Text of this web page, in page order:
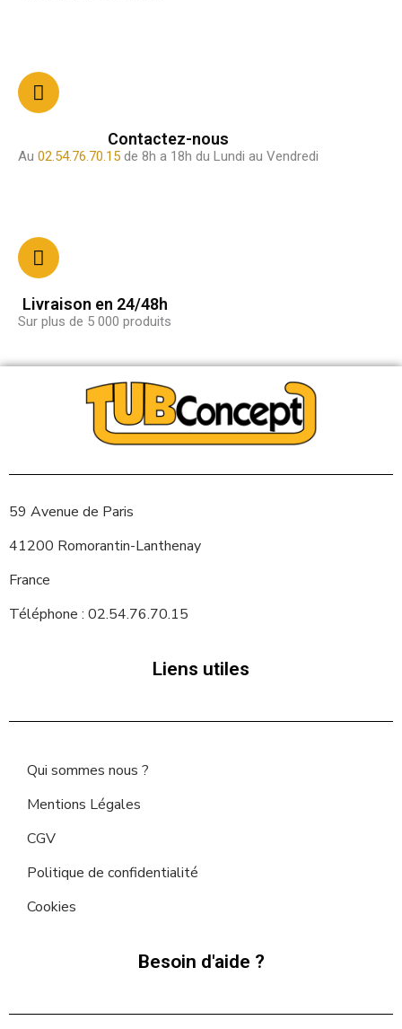
Contactez-nous
Au 02.54.76.70.15 de 8h a 18h du Lundi au Vendredi
Livraison en 24/48h
Sur plus de 5 000 produits
59 Avenue de Paris
41200 Romorantin-Lanthenay
France
Téléphone : 02.54.76.70.15
Liens utiles
Qui sommes nous ?
Mentions Légales
CGV
Politique de confidentialité
Cookies
Besoin d'aide ?